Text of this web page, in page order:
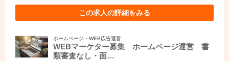
この求人の詳細をみる
ホームページ・WEB広告運営
WEBマーケター募集 ホームページ運営 書
類審査なし・面…